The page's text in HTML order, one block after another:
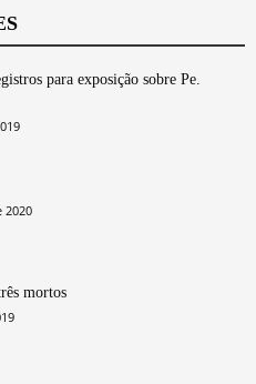
para exposição sobre Pe.
2020
mortos